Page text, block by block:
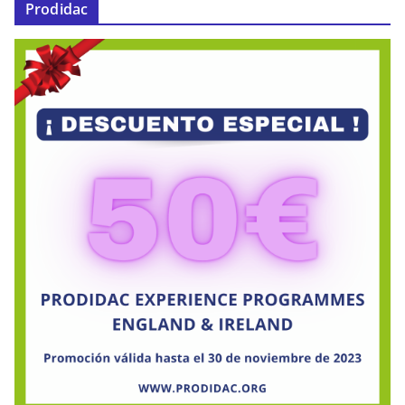
Prodidac